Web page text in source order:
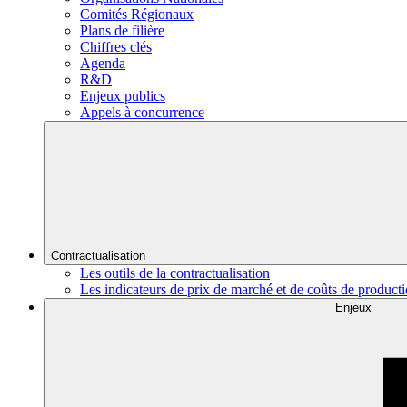
Comités Régionaux
Plans de filière
Chiffres clés
Agenda
R&D
Enjeux publics
Appels à concurrence
Contractualisation
Les outils de la contractualisation
Les indicateurs de prix de marché et de coûts de
Enjeux